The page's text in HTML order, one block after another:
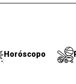
Horóscopo